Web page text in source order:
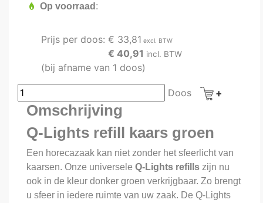
Op voorraad
Prijs per doos: € 33,81 excl. BTW
€ 40,91 incl. BTW
(bij afname van 1 doos)
Doos
Omschrijving
Q-Lights refill kaars groen
Een horecazaak kan niet zonder het sfeerlicht van
kaarsen. Onze universele Q-Lights refills zijn nu
ook in de kleur donker groen verkrijgbaar. Zo brengt
u sfeer in iedere ruimte van uw zaak. De Q-Lights